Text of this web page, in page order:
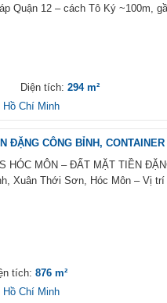
Quận 12 – cách Tô Ký ~100m,
Diện tích: 294 m²
Hồ Chí Minh
ĐẶNG CÔNG BỈNH, CONTAINER
HÓC MÔN – ĐẤT MẶT TIỀN
Xuân Thới Sơn, Hóc Môn – Vị trí
tích: 876 m²
Hồ Chí Minh